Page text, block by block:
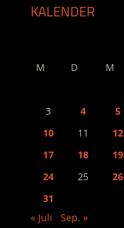
KALENDER
M D M
3
4 5
10
11 12
17
18 19
24
25 26
31
« Juli
Sep. »